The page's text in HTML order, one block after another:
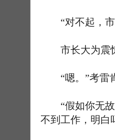
“对不起，市
市长大为震惊
“嗯。”考雷肯
“假如你无故
不到工作，明白